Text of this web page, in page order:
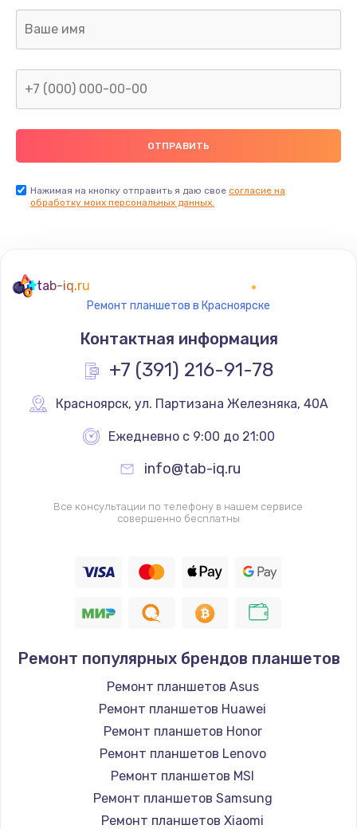
от 1950 руб.
Заказать
Ремонт цепей питания
от 2500 руб.
Нажимая на кнопку отправить я даю свое согласие на
обработку моих персональных данных.
tab-iq.ru
Ремонт планшетов в Красноярске
Контактная информация
+7 (391) 216-91-78
Красноярск, ул. Партизана Железняка, 40А
Ежедневно с 9:00 до 21:00
info@tab-iq.ru
Все консультации по телефону в нашем сервисе
совершенно бесплатны
Ремонт популярных брендов планшетов
Ремонт планшетов Asus
Ремонт планшетов Huawei
Ремонт планшетов Honor
Ремонт планшетов Lenovo
Ремонт планшетов MSI
Ремонт планшетов Samsung
Ремонт планшетов Xiaomi